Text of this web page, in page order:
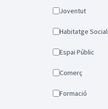
Joventut
Habitatge Social
Espai Públic
Comerç
Formació